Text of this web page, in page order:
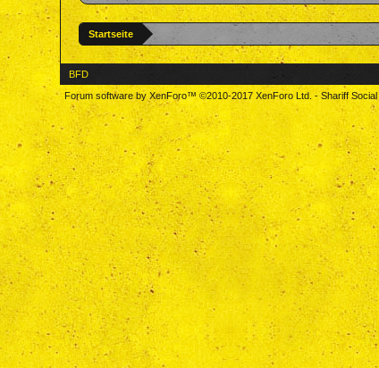
Startseite
BFD
Forum software by XenForo™©2010-2017 XenForo Ltd. -Shariff